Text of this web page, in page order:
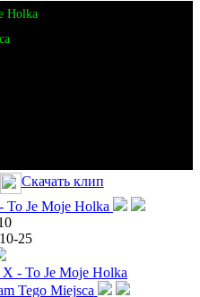
Holka
Скачать клип
25
- To Je Moje Holka